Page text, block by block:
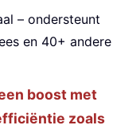
– ondersteunt
en 40+ andere
boost met
zoals